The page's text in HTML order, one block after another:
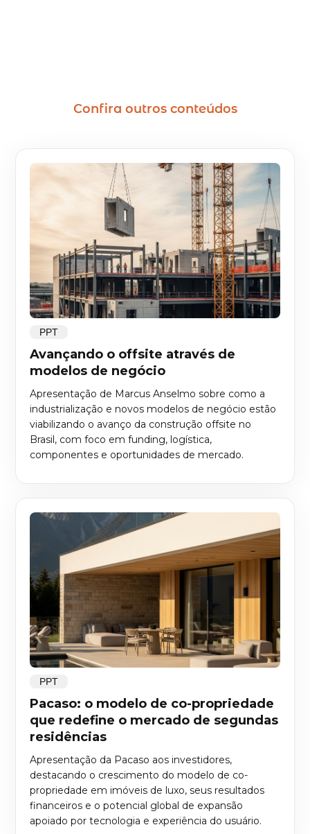
Confira outros conteúdos
PPT
Avançando o offsite através de
modelos de negócio
Apresentação de Marcus Anselmo sobre como a
industrialização e novos modelos de negócio estão
viabilizando o avanço da construção offsite no
Brasil, com foco em funding, logística,
componentes e oportunidades de mercado.
PPT
Pacaso: o modelo de co-propriedade
que redefine o mercado de segundas
residências
Apresentação da Pacaso aos investidores,
destacando o crescimento do modelo de co-
propriedade em imóveis de luxo, seus resultados
financeiros e o potencial global de expansão
apoiado por tecnologia e experiência do usuário.